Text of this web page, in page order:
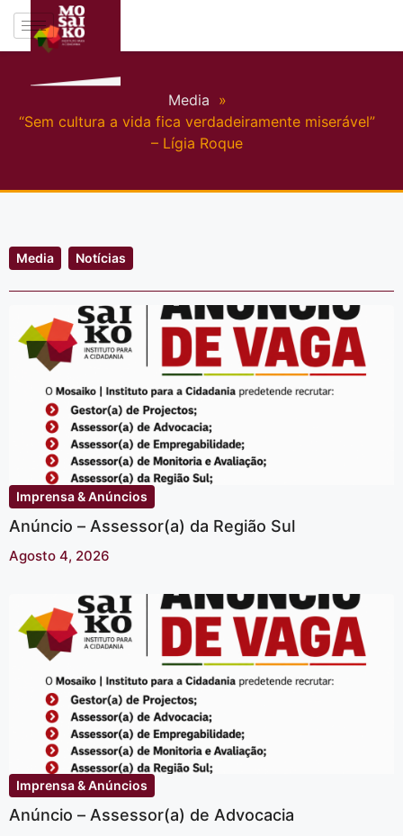
Media »
“Sem cultura a vida fica verdadeiramente miserável”
– Lígia Roque
Media Notícias
Imprensa & Anúncios
Anúncio – Assessor(a) da Região Sul
Agosto 4, 2026
Imprensa & Anúncios
Anúncio – Assessor(a) de Advocacia